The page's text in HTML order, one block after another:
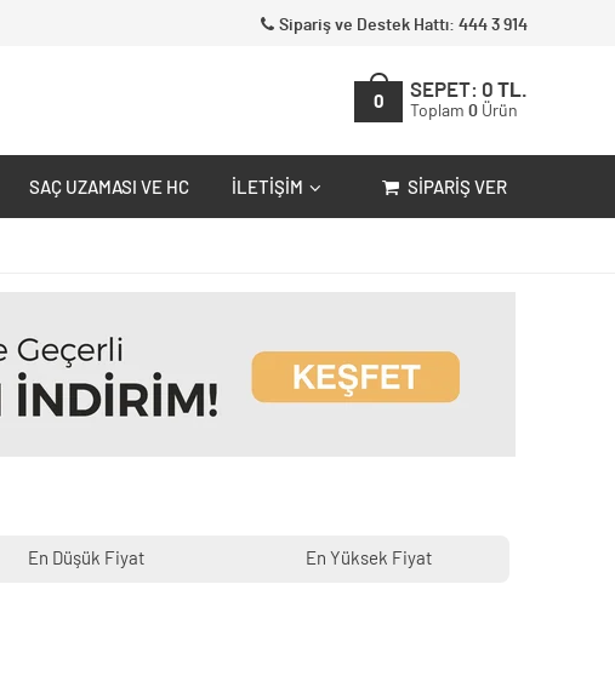
Sipariş ve Destek Hattı: 444 3 914
0
SEPET: 0 TL.
Toplam 0 Ürün
SAÇ UZAMASI VE HC İLETIŞIM SIPARIŞ VER
En Düşük Fiyat En Yüksek Fiyat